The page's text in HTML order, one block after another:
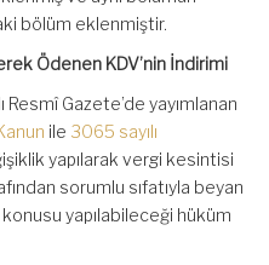
bölüm eklenmiştir.
Ödenen KDV’nin İndirimi
Gazete’de yayımlanan
ile 3065 sayılı
yapılarak vergi kesintisi
sorumlu sıfatıyla beyan
yapılabileceği hüküm